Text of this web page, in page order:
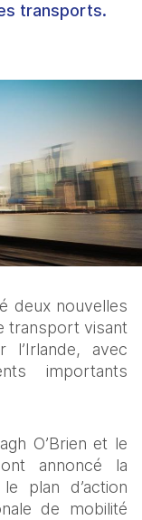
transports.
deux nouvelles
transport visant
l’Irlande, avec
importants
O’Brien et le
annoncé la
plan d’action
de mobilité